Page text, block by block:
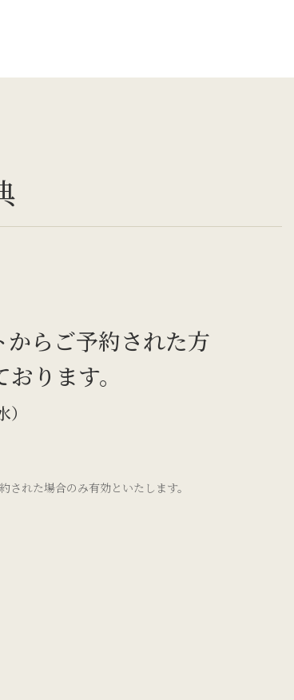
ら ご予約された方
ります。
れた場合のみ有効といたします。